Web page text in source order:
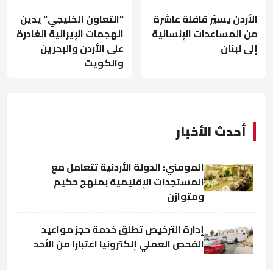
الأردن يسيّر قافلة عاشرة
من المساعدات الإنسانية
إلى لبنان
"التعاون الخليجي" يدين
الهجمات الإيرانية الغادرة
على الأردن والبحرين
والكويت
أحدث الأخبار
المومني: الدولة الأردنية تتعامل مع
المستجدات الإقليمية بمنهج حكيم
ومتوازن
إدارة الترخيص تطلق خدمة حجز مواعيد
الفحص العملي إلكترونيا اعتبارا من الأحد